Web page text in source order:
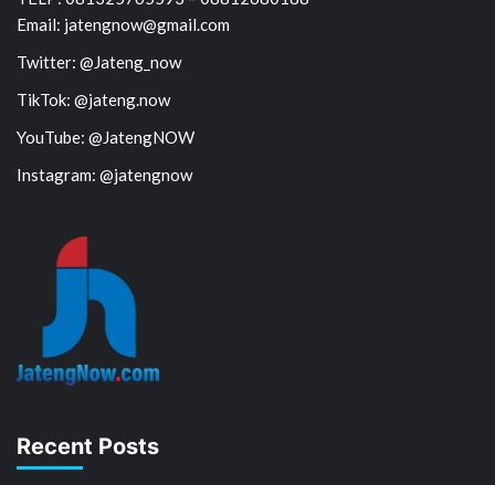
Email: jatengnow@gmail.com
Twitter: @Jateng_now
TikTok: @jateng.now
YouTube: @JatengNOW
Instagram: @jatengnow
Recent Posts